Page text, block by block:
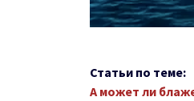
Статьи по теме:
А может ли